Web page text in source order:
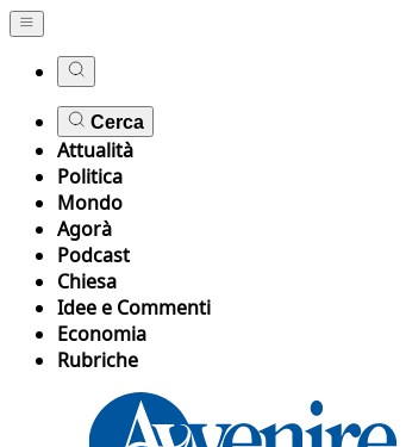
Cerca
Attualità
Politica
Mondo
Agorà
Podcast
Chiesa
Idee e Commenti
Economia
Rubriche